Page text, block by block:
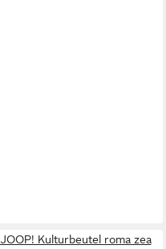
JOOP! Kulturbeutel roma zea